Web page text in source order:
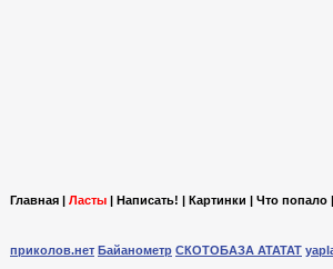
Главная | Ласты | Написать! | Картинки | Что попало |
приколов.нет Байанометр СКОТОБАЗА АТАТАТ